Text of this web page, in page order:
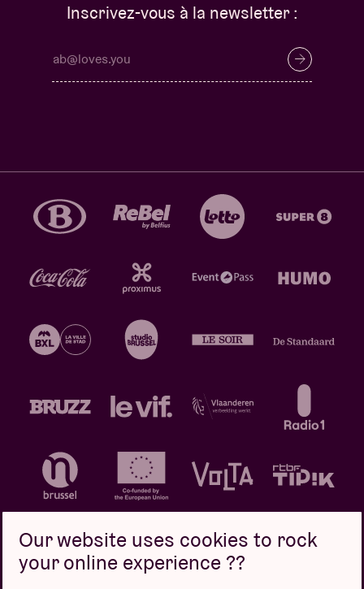
Inscrivez-vous à la newsletter :
Our website uses cookies to rock
your online experience ??